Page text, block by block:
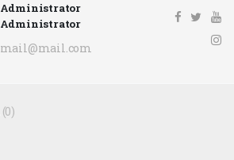
Administrator
Administrator
mail@mail.com
(0)